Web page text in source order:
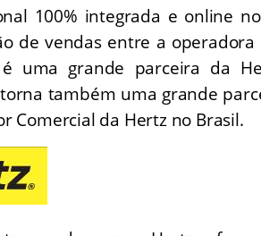
100% integrada e online
de vendas entre a operadora
uma grande parceira da
também uma grande
Comercial da Hertz no Brasil.